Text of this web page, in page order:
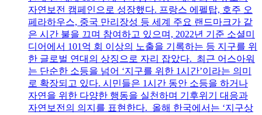
자연보전 캠페인으로 성장했다. 프랑스 에펠탑, 호주 오
페라하우스, 중국 만리장성 등 세계 주요 랜드마크가 같
은 시간 불을 끄며 참여하고 있으며, 2022년 기준 소셜미
디어에서 101억 회 이상의 노출을 기록하는 등 지구를 위
한 글로벌 연대의 상징으로 자리 잡았다. 최근 어스아워
는 단순한 소등을 넘어 ‘지구를 위한 1시간’이라는 의미
로 확장되고 있다. 시민들은 1시간 동안 소등을 하거나
자연을 위한 다양한 행동을 실천하며 기후위기 대응과
자연보전의 의지를 표현한다. 올해 한국에서는 ‘지구상